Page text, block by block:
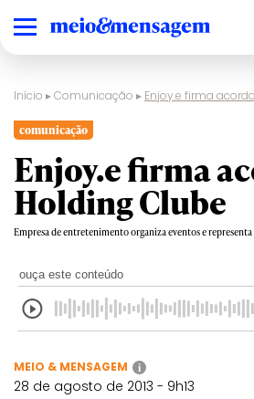
Início ▸Comunicação ▸ Enjoy.e firma
comunicação
Enjoy.e firma
Holding Clube
Empresa de entretenimento organiza eventos e
ouça este conteúdo
MEIO & MENSAGEM i
28 de agosto de 2013 - 9h13